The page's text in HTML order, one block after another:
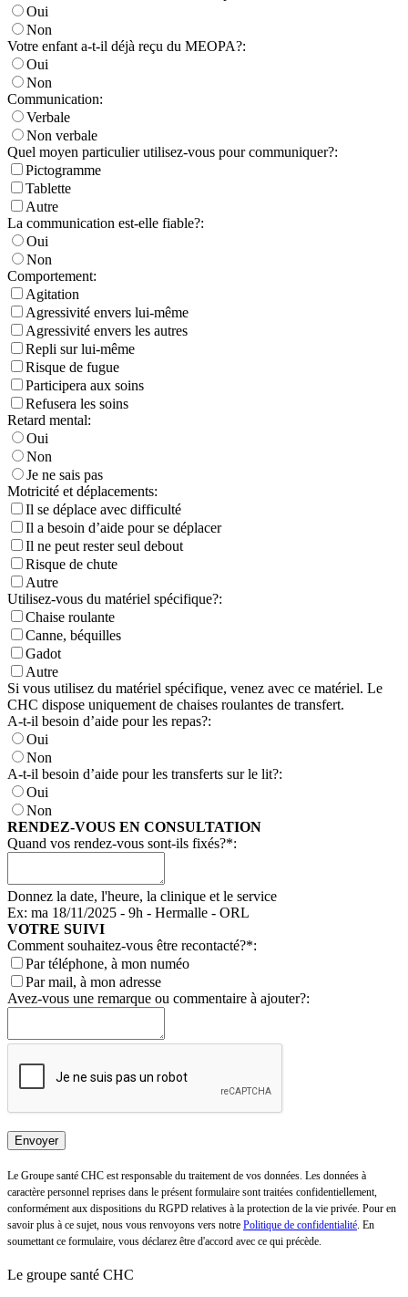
Oui
Non
Votre enfant a-t-il déjà reçu du MEOPA?:
Oui
Non
Communication:
Verbale
Non verbale
Quel moyen particulier utilisez-vous pour communiquer?:
Pictogramme
Tablette
Autre
La communication est-elle fiable?:
Oui
Non
Comportement:
Agitation
Agressivité envers lui-même
Agressivité envers les autres
Repli sur lui-même
Risque de fugue
Participera aux soins
Refusera les soins
Retard mental:
Oui
Non
Je ne sais pas
Motricité et déplacements:
Il se déplace avec difficulté
Il a besoin d’aide pour se déplacer
Il ne peut rester seul debout
Risque de chute
Autre
Utilisez-vous du matériel spécifique?:
Chaise roulante
Canne, béquilles
Gadot
Autre
Si vous utilisez du matériel spécifique, venez avec ce matériel. Le
CHC dispose uniquement de chaises roulantes de transfert.
A-t-il besoin d’aide pour les repas?:
Oui
Non
A-t-il besoin d’aide pour les transferts sur le lit?:
Oui
Non
RENDEZ-VOUS EN CONSULTATION
Quand vos rendez-vous sont-ils fixés?*:
Donnez la date, l'heure, la clinique et le service
Ex: ma 18/11/2025 - 9h - Hermalle - ORL
VOTRE SUIVI
Comment souhaitez-vous être recontacté?*:
Par téléphone, à mon numéo
Par mail, à mon adresse
Avez-vous une remarque ou commentaire à ajouter?:
Le Groupe santé CHC est responsable du traitement de vos données. Les données à
caractère personnel reprises dans le présent formulaire sont traitées confidentiellement,
conformément aux dispositions du RGPD relatives à la protection de la vie privée. Pour en
savoir plus à ce sujet, nous vous renvoyons vers notre Politique de confidentialité. En
soumettant ce formulaire, vous déclarez être d'accord avec ce qui précède.
Le groupe santé CHC